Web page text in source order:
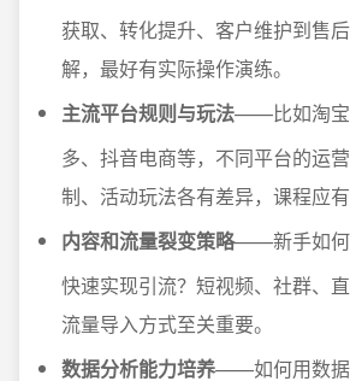
获取、转化提升、客户维护到售
解，最好有实际操作演练。
主流平台规则与玩法——比如淘宝
多、抖音电商等，不同平台的运
制、活动玩法各有差异，课程应有
内容和流量裂变策略——新手如何
快速实现引流？短视频、社群、
流量导入方式至关重要。
数据分析能力培养——如何用数据